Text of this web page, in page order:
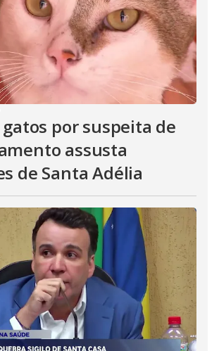
por suspeita de
assusta
de Santa Adélia